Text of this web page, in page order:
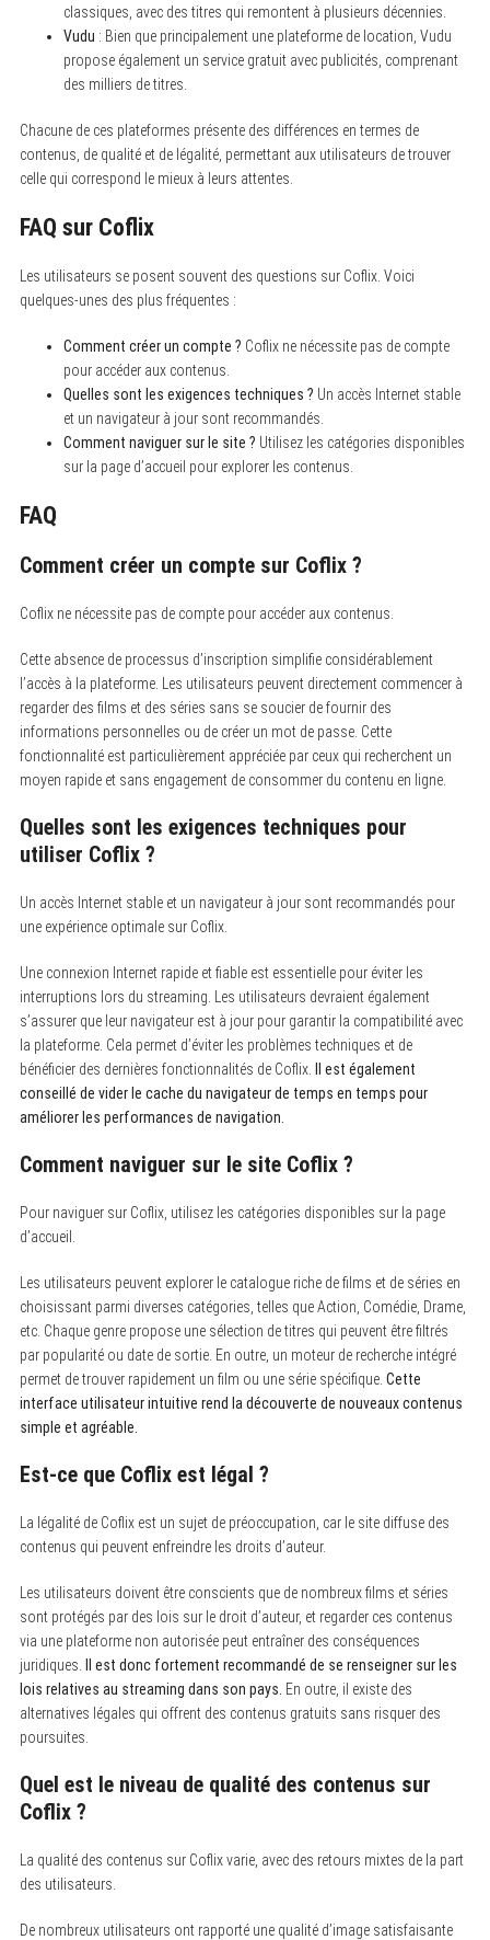
classiques, avec des titres qui remontent à plusieurs décennies.
Vudu : Bien que principalement une plateforme de location, Vudu
propose également un service gratuit avec publicités, comprenant
des milliers de titres.
Chacune de ces plateformes présente des différences en termes de
contenus, de qualité et de légalité, permettant aux utilisateurs de trouver
celle qui correspond le mieux à leurs attentes.
FAQ sur Coflix
Les utilisateurs se posent souvent des questions sur Coflix. Voici
quelques-unes des plus fréquentes :
Comment créer un compte ? Coflix ne nécessite pas de compte
pour accéder aux contenus.
Quelles sont les exigences techniques ? Un accès Internet stable
et un navigateur à jour sont recommandés.
Comment naviguer sur le site ? Utilisez les catégories disponibles
sur la page d’accueil pour explorer les contenus.
FAQ
Comment créer un compte sur Coflix ?
Coflix ne nécessite pas de compte pour accéder aux contenus.
Cette absence de processus d’inscription simplifie considérablement
l’accès à la plateforme. Les utilisateurs peuvent directement commencer à
regarder des films et des séries sans se soucier de fournir des
informations personnelles ou de créer un mot de passe. Cette
fonctionnalité est particulièrement appréciée par ceux qui recherchent un
moyen rapide et sans engagement de consommer du contenu en ligne.
Quelles sont les exigences techniques pour
utiliser Coflix ?
Un accès Internet stable et un navigateur à jour sont recommandés pour
une expérience optimale sur Coflix.
Une connexion Internet rapide et fiable est essentielle pour éviter les
interruptions lors du streaming. Les utilisateurs devraient également
s’assurer que leur navigateur est à jour pour garantir la compatibilité avec
la plateforme. Cela permet d’éviter les problèmes techniques et de
bénéficier des dernières fonctionnalités de Coflix.
Il est également
conseillé de vider le cache du navigateur de temps en temps pour
améliorer les performances de navigation.
Comment naviguer sur le site Coflix ?
Pour naviguer sur Coflix, utilisez les catégories disponibles sur la page
d’accueil.
Les utilisateurs peuvent explorer le catalogue riche de films et de séries en
choisissant parmi diverses catégories, telles que Action, Comédie, Drame,
etc. Chaque genre propose une sélection de titres qui peuvent être filtrés
par popularité ou date de sortie. En outre, un moteur de recherche intégré
permet de trouver rapidement un film ou une série spécifique. Cette
interface utilisateur intuitive rend la découverte de nouveaux contenus
simple et agréable.
Est-ce que Coflix est légal ?
La légalité de Coflix est un sujet de préoccupation, car le site diffuse des
contenus qui peuvent enfreindre les droits d’auteur.
Les utilisateurs doivent être conscients que de nombreux films et séries
sont protégés par des lois sur le droit d’auteur, et regarder ces contenus
via une plateforme non autorisée peut entraîner des conséquences
juridiques.
Il est donc fortement recommandé de se renseigner sur les
lois relatives au streaming dans son pays. En outre, il existe des
alternatives légales qui offrent des contenus gratuits sans risquer des
poursuites.
Quel est le niveau de qualité des contenus sur
Coflix ?
La qualité des contenus sur Coflix varie, avec des retours mixtes de la part
des utilisateurs.
De nombreux utilisateurs ont rapporté une qualité d’image satisfaisante
f
o
: